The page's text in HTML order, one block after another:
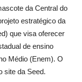
da Central do
estratégico da
que visa oferecer
de ensino
Médio (Enem). O
site da Seed.